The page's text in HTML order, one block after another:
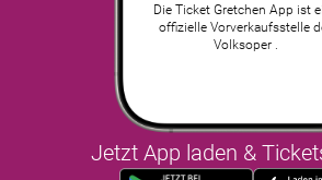
Die Ticket Gretchen App ist
offizielle Vorverkaufsstelle
Volksoper .
Jetzt App laden &